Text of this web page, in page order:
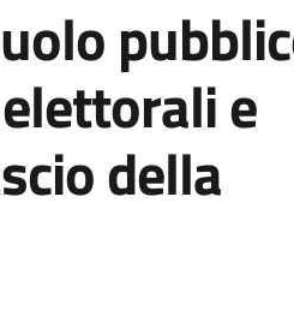
e
della